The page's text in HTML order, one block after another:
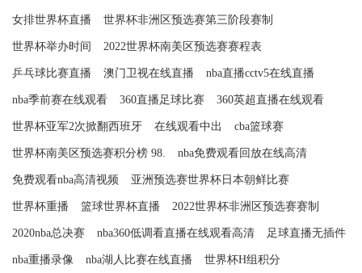
女排世界杯直播 世界杯非洲区预选赛第三阶段赛制
世界杯举办时间 2022世界杯南美区预选赛赛程表
乒乓球比赛直播 澳门卫视在线直播 nba直播cctv5在线直播
nba季前赛在线观看 360直播足球比赛 360英超直播在线观看
世界杯亚军2次掀翻西班牙 在线观看中出 cba篮球赛
世界杯南美区预选赛积分榜 98. nba免费观看回放在线高清
免费观看nba高清视频 亚洲预选赛世界杯日本朝鲜比赛
世界杯重播 篮球世界杯直播 2022世界杯非洲区预选赛赛制
2020nba总决赛 nba360低调看直播在线观看高清 足球直播无插件
nba重播录像 nba湖人比赛在线直播 世界杯H组积分